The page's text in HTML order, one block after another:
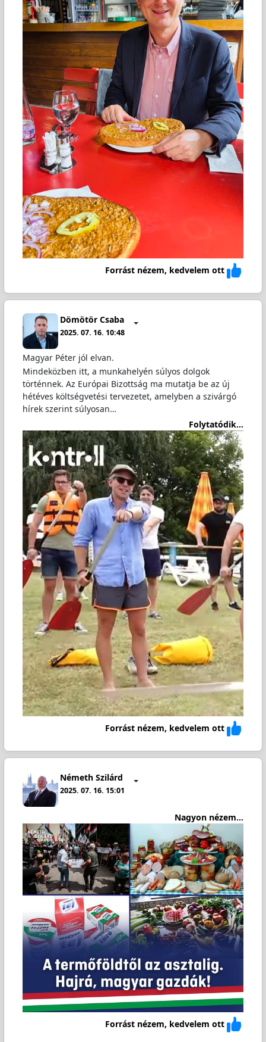
Forrást nézem, kedvelem ott
Dömötör Csaba
2025. 07. 16. 10:48
Magyar Péter jól elvan.
Mindeközben itt, a munkahelyén súlyos dolgok
történnek. Az Európai Bizottság ma mutatja be az új
hétéves költségvetési tervezetet, amelyben a szivárgó
hírek szerint súlyosan…
Folytatódik...
Forrást nézem, kedvelem ott
Németh Szilárd
2025. 07. 16. 15:01
Nagyon nézem...
Forrást nézem, kedvelem ott